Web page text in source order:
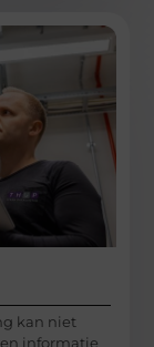
kan niet
informatie